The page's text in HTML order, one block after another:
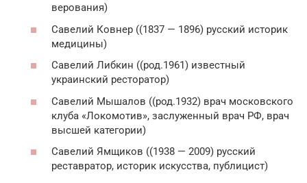
верования)
Савелий Ковнер ((1837 — 1896) русский историк
медицины)
Савелий Либкин ((род.1961) известный
украинский ресторатор)
Савелий Мышалов ((род.1932) врач московского
клуба «Локомотив», заслуженный врач РФ, врач
высшей категории)
Савелий Ямщиков ((1938 — 2009) русский
реставратор, историк искусства, публицист)